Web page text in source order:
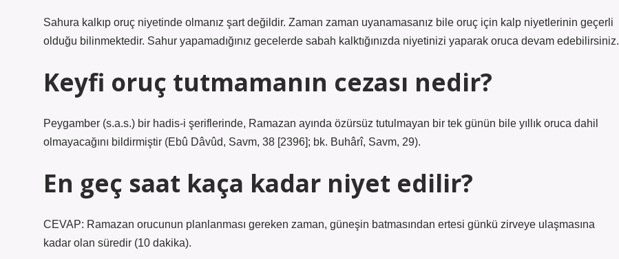
Sahura kalkıp oruç niyetinde olmanız şart değildir. Zaman zaman uyanamasanız bile oruç için kalp niyetlerinin geçerli
olduğu bilinmektedir. Sahur yapamadığınız gecelerde sabah kalktığınızda niyetinizi yaparak oruca devam edebilirsiniz.
Keyfi oruç tutmamanın cezası nedir?
Peygamber (s.a.s.) bir hadis-i şeriflerinde, Ramazan ayında özürsüz tutulmayan bir tek günün bile yıllık oruca dahil
olmayacağını bildirmiştir (Ebû Dâvûd, Savm, 38 [2396]; bk. Buhârî, Savm, 29).
En geç saat kaça kadar niyet edilir?
CEVAP: Ramazan orucunun planlanması gereken zaman, güneşin batmasından ertesi günkü zirveye ulaşmasına
kadar olan süredir (10 dakika).